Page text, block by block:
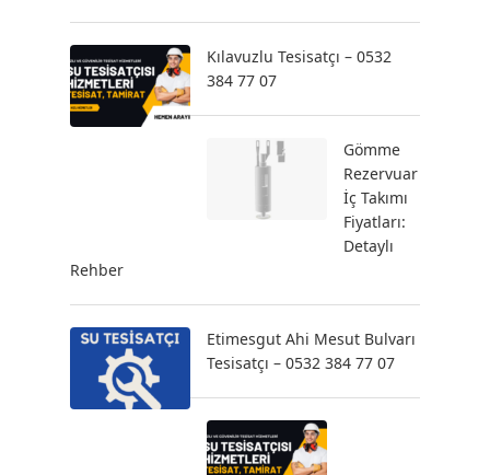
Kılavuzlu Tesisatçı – 0532
384 77 07
Gömme
Rezervuar
İç Takımı
Fiyatları:
Detaylı
Rehber
Etimesgut Ahi Mesut Bulvarı
Tesisatçı – 0532 384 77 07